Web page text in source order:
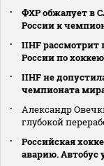
ФХР обжалует в
России к
IIHF рассмотрит
России по
IIHF не
чемпионата
Александр
глубокой
Российская
аварию. Автобус